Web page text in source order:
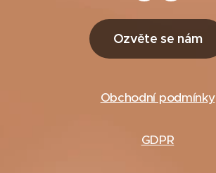
Ozvěte se nám
Obchodní podmínky
GDPR